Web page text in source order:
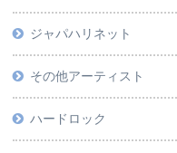
ジャパハリネット
その他アーティスト
ハードロック